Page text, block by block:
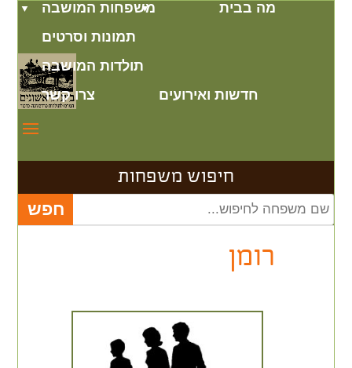
מה בבית
משפחות המושבה
תמונות וסרטים
תולדות המושבה
חדשות ואירועים
צרו קשר
חיפוש משפחות
רומן